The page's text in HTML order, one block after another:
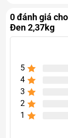
Ý
thạch
Thạch anh
phong thủy có
cho sự bảo vệ,
Hấp thụ
khí tiêu
0 đánh giá
Đen 2,37kg
5
4
3
2
1